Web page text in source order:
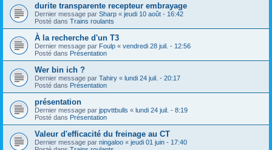
durite transparente recepteur embrayage
Dernier message par Sharp « jeudi 10 août - 16:42
Posté dans Trains roulants
À la recherche d'un T3
Dernier message par Foulp « vendredi 28 juil. - 12:56
Posté dans Présentation
Wer bin ich ?
Dernier message par Tahiry « lundi 24 juil. - 20:17
Posté dans Présentation
présentation
Dernier message par jppvttbulls « lundi 24 juil. - 8:19
Posté dans Présentation
Valeur d'efficacité du freinage au CT
Dernier message par ningaloo « jeudi 01 juin - 17:40